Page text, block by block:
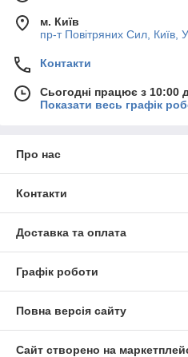
м. Київ
пр-т Повiтряних Сил, Київ,
Контакти
Сьогодні працює з 10:00
Показати весь графік
Про нас
Контакти
Доставка та оплата
Графік роботи
Повна версія сайту
Сайт створено на